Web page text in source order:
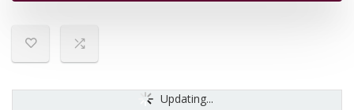
Updating...